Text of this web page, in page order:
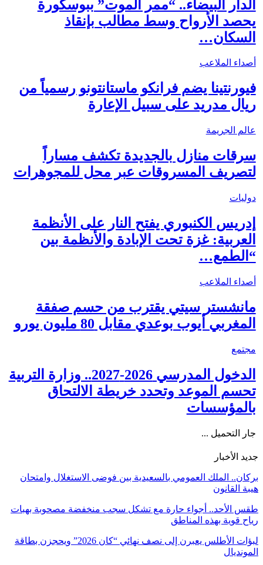
الدار البيضاء.. “ممر الموت” ببوسكورة
يحصد الأرواح وسط مطالب بإنقاذ
السكان…
أصداء الملاعب
فيورنتينا يضم فرانكو ماستانتونو رسمياً من
ريال مدريد على سبيل الإعارة
عالم الجريمة
سرقات منازل بالجديدة تكشف مساراً
لتصريف المسروقات عبر محل للمجوهرات
دوليات
إدريس الكنبوري يفتح النار على الأنظمة
العربية: غزة تحت الإبادة والأنظمة بين
“الطمع…
أصداء الملاعب
مانشستر سيتي يقترب من حسم صفقة
المغربي أيوب بوعدي مقابل 80 مليون يورو
مجتمع
الدخول المدرسي 2026-2027.. وزارة التربية
تحسم الموعد وتحدد خريطة الالتحاق
بالمؤسسات
جار التحميل ...
جديد الأخبار
بركان.. الملك العمومي بالسعيدية بين فوضى الاستغلال وامتحان
هيبة القانون
طقس الأحد.. أجواء حارة مع تشكل سجب منخفضة مصحوبة بهبات
رياح قوية بهذه المناطق
لبؤات الأطلس يعبرن إلى نصف نهائي “كان 2026” ويحجزن بطاقة
المونديال